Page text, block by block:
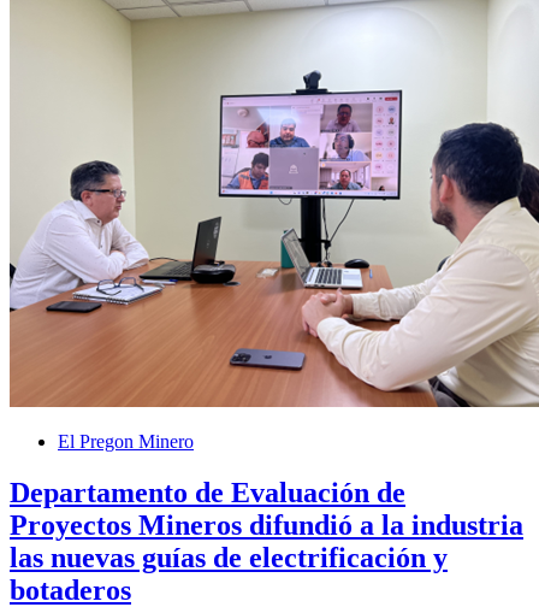
El Pregon Minero
Departamento de Evaluación de
Proyectos Mineros difundió a la industria
las nuevas guías de electrificación y
botaderos